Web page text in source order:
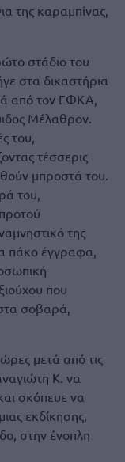
της καραμπίνας,
στάδιο του
στα δικαστήρια
από τον ΕΦΚΑ,
Μέλαθρον.
του,
τέσσερις
μπροστά του.
του,
της
πάκο έγγραφα,
που
σοβαρά,
μετά από τις
Κ. να
σκόπευε να
εκδίκησης,
στην ένοπλη